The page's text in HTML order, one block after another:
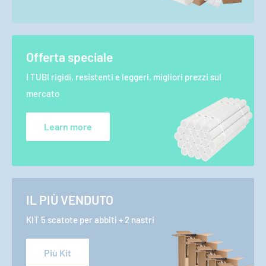
Offerta speciale
I TUBI rigidi, resistenti e leggeri, migliori prezzi sul
mercato
Learn more
IL PIÙ VENDUTO
KIT 5 scatote per abbiti + 2 nastri
Più Kit